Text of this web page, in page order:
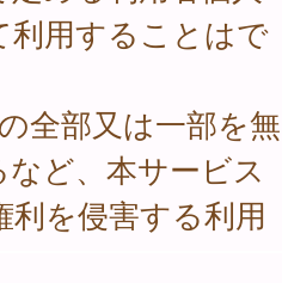
利用することはで
全部又は一部を無
ど、本サービス
を侵害する利用